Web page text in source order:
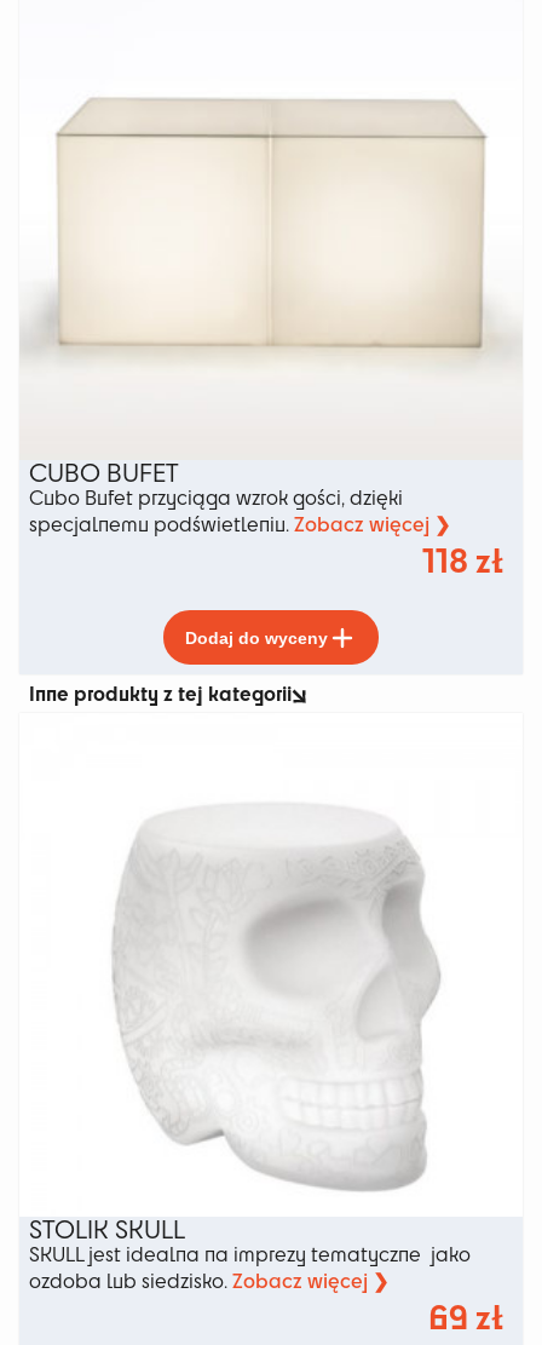
produktu
CUBO BUFET
Cubo Bufet przyciąga wzrok gości, dzięki
specjalnemu podświetleniu. Zobacz więcej ❯
118 zł
Dodaj do wyceny
produkt
ma
wiele
stronie
produktu
Inne produkty z tej kategorii
STOLIK SKULL
SKULL jest idealna na imprezy tematyczne jako
ozdoba lub siedzisko. Zobacz więcej ❯
69 zł